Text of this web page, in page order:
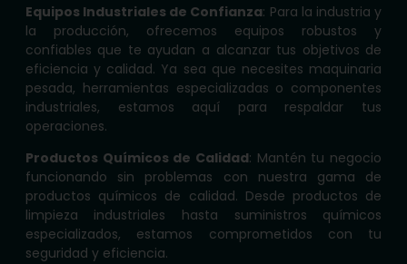
Equipos Industriales de Confianza: Para la industria y
la producción, ofrecemos equipos robustos y
confiables que te ayudan a alcanzar tus objetivos de
eficiencia y calidad. Ya sea que necesites maquinaria
pesada, herramientas especializadas o componentes
industriales, estamos aquí para respaldar tus
operaciones.
Productos Químicos de Calidad: Mantén tu negocio
funcionando sin problemas con nuestra gama de
productos químicos de calidad. Desde productos de
limpieza industriales hasta suministros químicos
especializados, estamos comprometidos con tu
seguridad y eficiencia.